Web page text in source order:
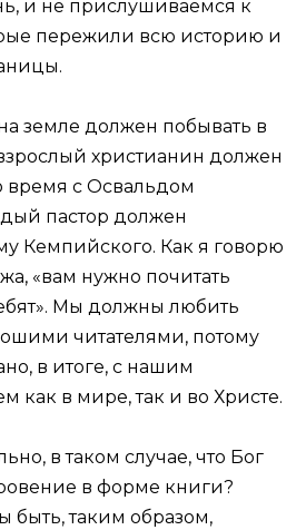
и не прислушиваемся к
пережили всю историю и
земле должен побывать в
христианин должен
время с Освальдом
пастор должен
Кемпийского. Как я говорю
«вам нужно почитать
Мы должны любить
читателями, потому
в итоге, с нашим
как в мире, так и во Христе.
в таком случае, что Бог
в форме книги?
быть, таким образом,